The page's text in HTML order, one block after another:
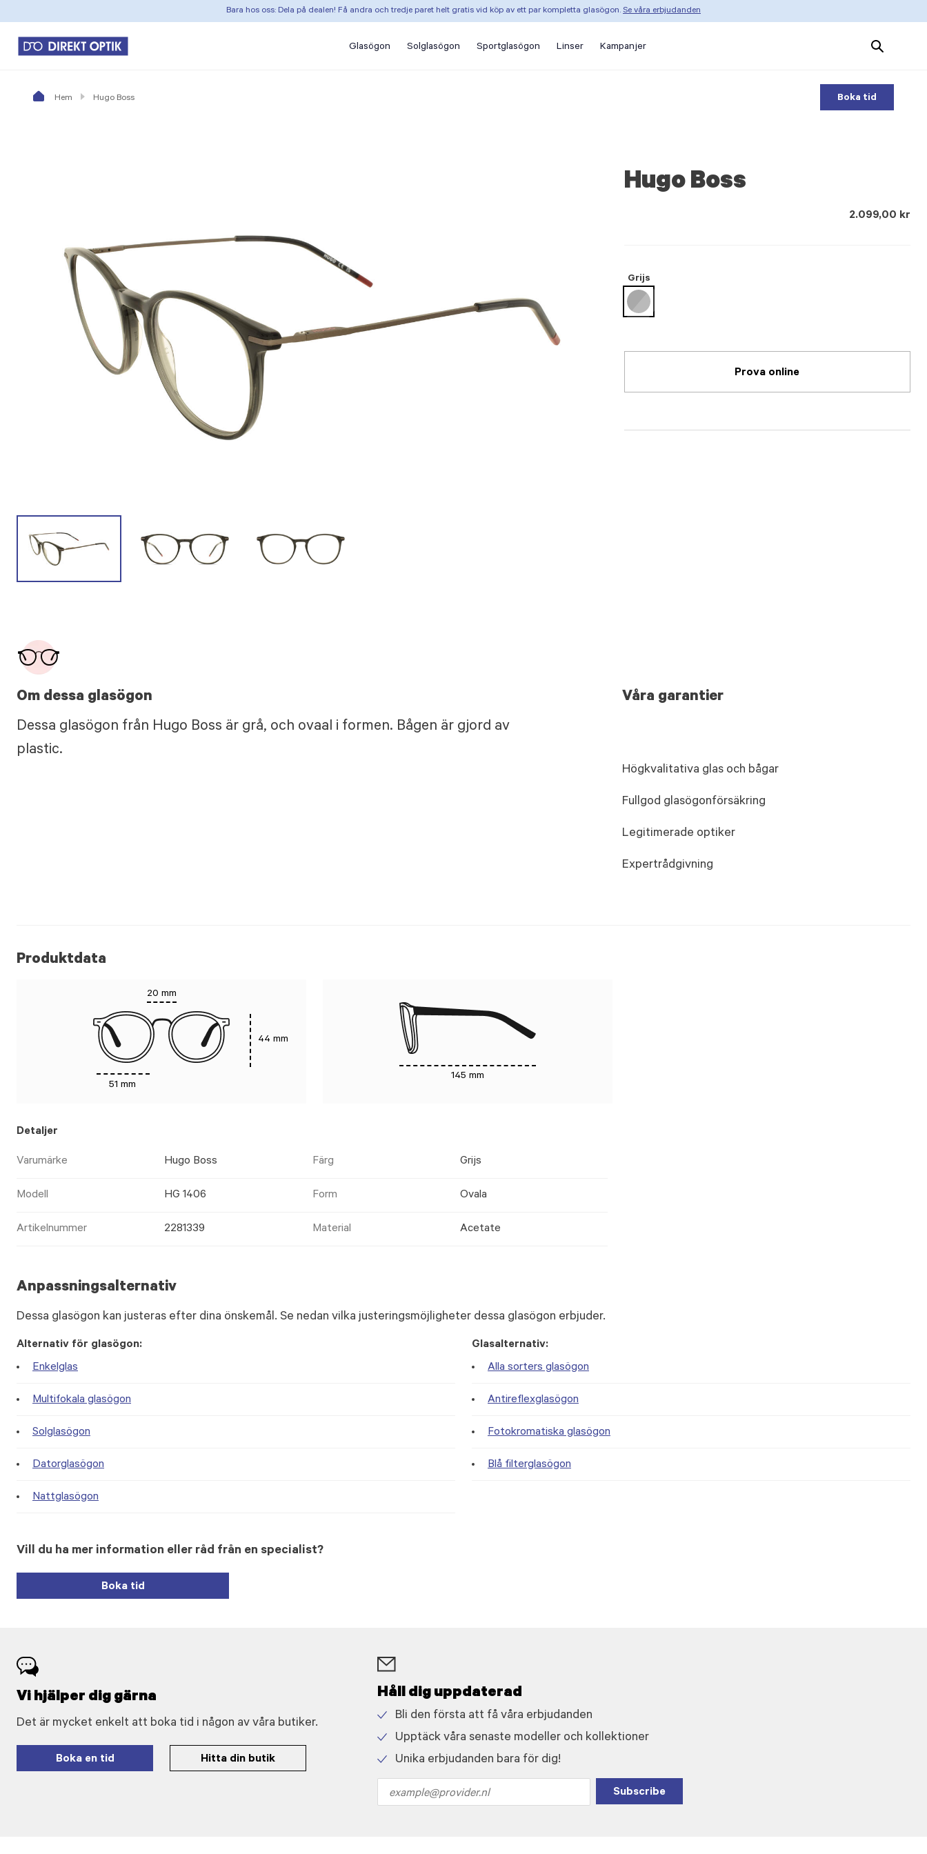
Bara hos oss: Dela på dealen! Få andra och tredje paret helt gratis vid köp av ett par kompletta glasögon. Se våra erbjudanden
Glasögon Solglasögon Sportglasögon Linser Kampanjer
Search
Products
Hem Hugo Boss Boka tid
Hugo Boss
2.099,00 kr
Grijs
selected
Prova online
Om dessa glasögon
Dessa glasögon från Hugo Boss är grå, och ovaal i formen. Bågen är gjord av
plastic.
Våra garantier
Högkvalitativa glas och bågar
Fullgod glasögonförsäkring
Legitimerade optiker
Expertrådgivning
Produktdata
20 mm
51 mm
44 mm
145 mm
Detaljer
Varumärke Hugo Boss Färg Grijs
Modell HG 1406 Form Ovala
Artikelnummer 2281339 Material Acetate
Anpassningsalternativ
Dessa glasögon kan justeras efter dina önskemål. Se nedan vilka justeringsmöjligheter dessa glasögon erbjuder.
Alternativ för glasögon:
Enkelglas
Multifokala glasögon
Solglasögon
Datorglasögon
Nattglasögon
Glasalternativ:
Alla sorters glasögon
Antireflexglasögon
Fotokromatiska glasögon
Blå filterglasögon
Vill du ha mer information eller råd från en specialist?
Boka tid
Vi hjälper dig gärna
Det är mycket enkelt att boka tid i någon av våra butiker.
Boka en tid Hitta din butik
Håll dig uppdaterad
icon
Bli den första att få våra erbjudanden
icon
Upptäck våra senaste modeller och kollektioner
Unika erbjudanden bara för dig!
address
Subscribe